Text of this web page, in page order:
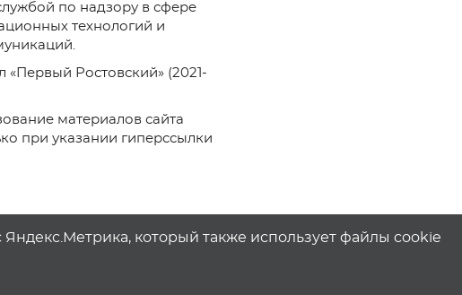
по надзору в сфере
технологий и
«Первый Ростовский» (2021-
материалов сайта
при указании гиперссылки
Яндекс.Метрика, который также использует файлы cookie